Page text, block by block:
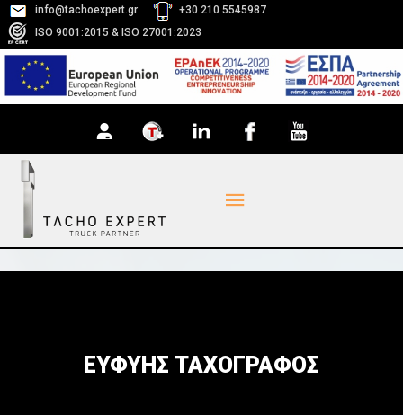
info@tachoexpert.gr
+30 210 5545987
ISO 9001:2015 & ISO 27001:2023
ΕΥΦΥΗΣ ΤΑΧΟΓΡΑΦΟΣ